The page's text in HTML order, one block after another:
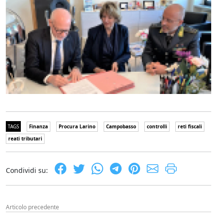
TAGS Finanza Procura Larino Campobasso controlli
reti fiscali
reati tributari
Condividi su:
Articolo precedente